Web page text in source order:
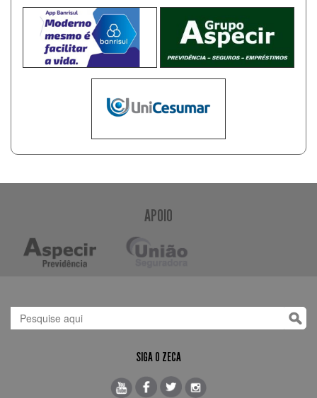
APOIO
SIGA O ZECA